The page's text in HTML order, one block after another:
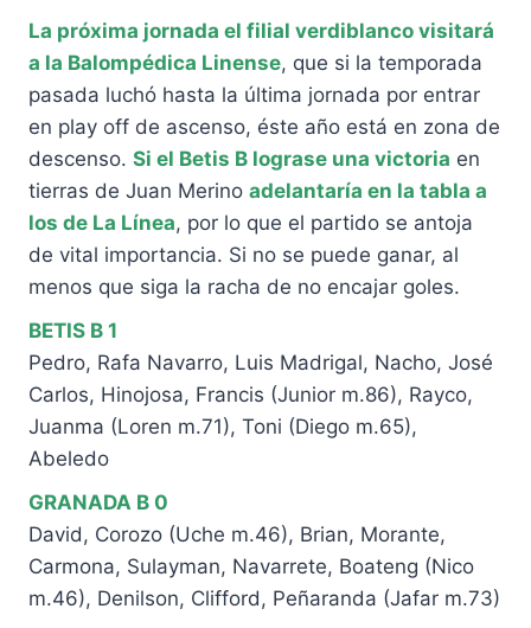
La próxima jornada el filial verdiblanco visitará
a la Balompédica Linense, que si la temporada
pasada luchó hasta la última jornada por entrar
en play off de ascenso, éste año está en zona de
descenso. Si el Betis B lograse una victoria en
tierras de Juan Merino adelantaría en la tabla a
los de La Línea, por lo que el partido se antoja
de vital importancia. Si no se puede ganar, al
menos que siga la racha de no encajar goles.
BETIS B 1
Pedro, Rafa Navarro, Luis Madrigal, Nacho, José
Carlos, Hinojosa, Francis (Junior m.86), Rayco,
Juanma (Loren m.71), Toni (Diego m.65),
Abeledo
GRANADA B 0
David, Corozo (Uche m.46), Brian, Morante,
Carmona, Sulayman, Navarrete, Boateng (Nico
m.46), Denilson, Clifford, Peñaranda (Jafar m.73)